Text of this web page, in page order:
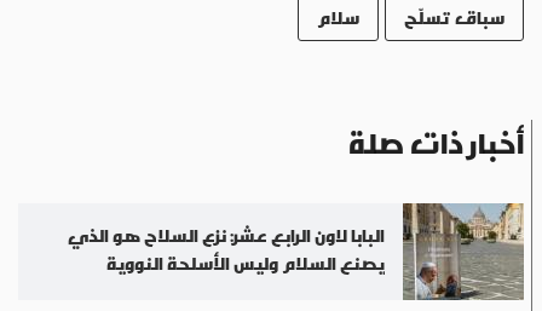
سباق تسلّح سلام
أخبار ذات صلة
البابا لاون الرابع عشر: نزع السلاح هو الذي
يصنع السلام وليس الأسلحة النووية